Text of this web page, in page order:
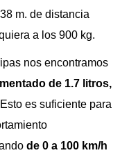
m. de distancia
a los 900 kg.
nos encontramos
de 1.7 litros,
es suficiente para
de 0 a 100 km/h